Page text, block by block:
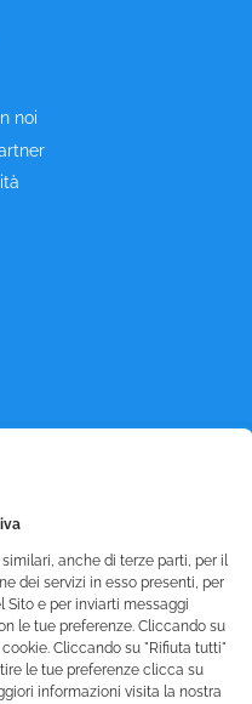
anche di terze parti, per il
dei servizi in esso presenti, per
e per inviarti messaggi
le tue preferenze. Cliccando su
Cliccando su "Rifiuta tutti"
le tue preferenze clicca su
informazioni visita la nostra
noi